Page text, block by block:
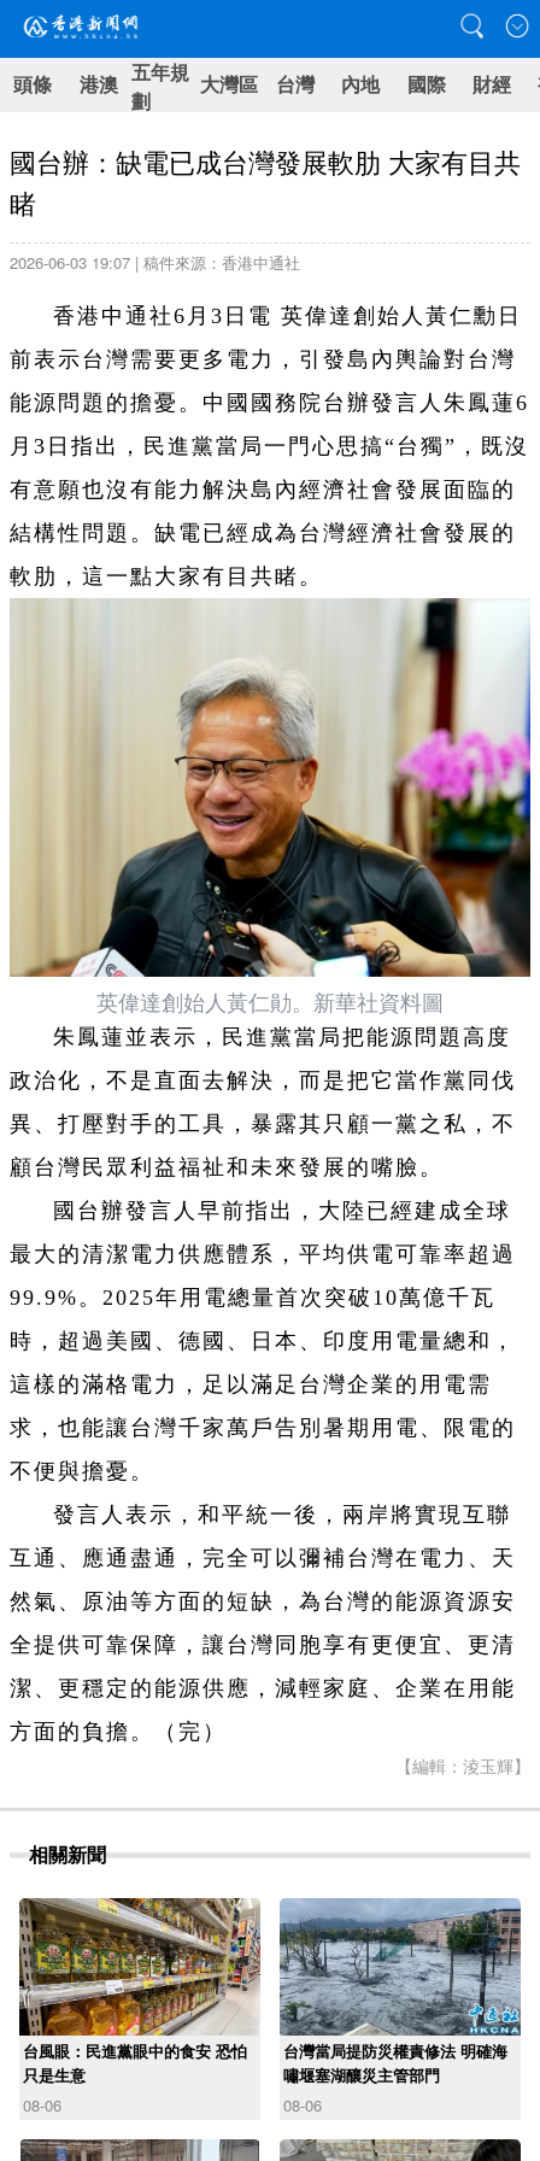
頭條 港澳 五年規
劃
大灣區 台灣 內地 國際 財經
國台辦：缺電已成台灣發展軟肋 大家有目共
睹
2026-06-03 19:07 | 稿件來源：香港中通社
香港中通社6月3日電 英偉達創始人黃仁勳日
前表示台灣需要更多電力，引發島內輿論對台灣
能源問題的擔憂。中國國務院台辦發言人朱鳳蓮6
月3日指出，民進黨當局一門心思搞“台獨”，既沒
有意願也沒有能力解決島內經濟社會發展面臨的
結構性問題。缺電已經成為台灣經濟社會發展的
軟肋，這一點大家有目共睹。
英偉達創始人黃仁勛。新華社資料圖
朱鳳蓮並表示，民進黨當局把能源問題高度
政治化，不是直面去解決，而是把它當作黨同伐
異、打壓對手的工具，暴露其只顧一黨之私，不
顧台灣民眾利益福祉和未來發展的嘴臉。
國台辦發言人早前指出，大陸已經建成全球
最大的清潔電力供應體系，平均供電可靠率超過
99.9%。2025年用電總量首次突破10萬億千瓦
時，超過美國、德國、日本、印度用電量總和，
這樣的滿格電力，足以滿足台灣企業的用電需
求，也能讓台灣千家萬戶告別暑期用電、限電的
不便與擔憂。
發言人表示，和平統一後，兩岸將實現互聯
互通、應通盡通，完全可以彌補台灣在電力、天
然氣、原油等方面的短缺，為台灣的能源資源安
全提供可靠保障，讓台灣同胞享有更便宜、更清
潔、更穩定的能源供應，減輕家庭、企業在用能
方面的負擔。（完）
【編輯：淩玉輝】
相關新聞
台風眼：民進黨眼中的食安 恐怕
只是生意
08-06
台灣當局提防災權責修法 明確海
嘯堰塞湖釀災主管部門
08-06